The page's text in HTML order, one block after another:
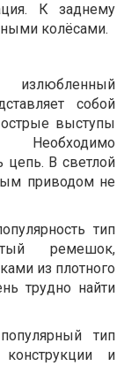
К заднему
колёсами.
собой
выступы
Необходимо
цепь. В светлой
приводом не
тип
ремешок,
из плотного
трудно найти
тип
и